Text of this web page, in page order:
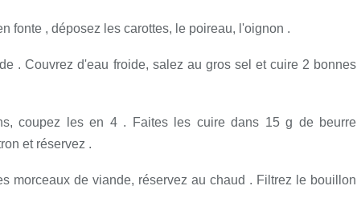
fonte , déposez les carottes, le poireau, l'oignon .
. Couvrez d'eau froide, salez au gros sel et cuire 2 bonnes
coupez les en 4 . Faites les cuire dans 15 g de beurre
et réservez .
morceaux de viande, réservez au chaud . Filtrez le bouillon